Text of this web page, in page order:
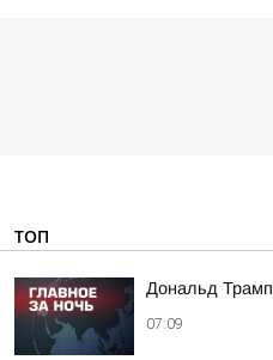
ТОП
Дональд Трамп
07:09